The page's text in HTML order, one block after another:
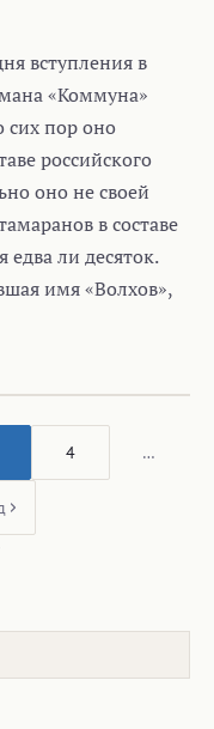
вступления в
«Коммуна»
сих пор оно
российского
оно не своей
в составе
едва ли десяток.
имя «Волхов»,
4 …